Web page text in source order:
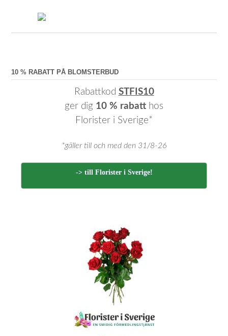
10 % RABATT PÅ BLOMSTERBUD
Rabattkod STFIS10
ger dig 10 % rabatt hos
Florister i Sverige*
*gäller till och med den 31/8-26
-> till Florister i Sverige!